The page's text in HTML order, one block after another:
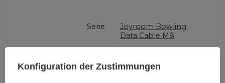
Serie
Joyroom Bowling
Data Cable M8
Garantie Mobiltelefonzubehör
Konfiguration der Zustimmungen